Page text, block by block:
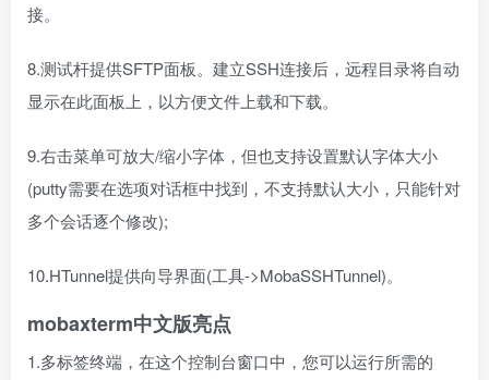
接。
8.测试杆提供SFTP面板。建立SSH连接后，远程目录将自动
显示在此面板上，以方便文件上载和下载。
9.右击菜单可放大/缩小字体，但也支持设置默认字体大小
(putty需要在选项对话框中找到，不支持默认大小，只能针对
多个会话逐个修改);
10.HTunnel提供向导界面(工具->MobaSSHTunnel)。
mobaxterm中文版亮点
1.多标签终端，在这个控制台窗口中，您可以运行所需的